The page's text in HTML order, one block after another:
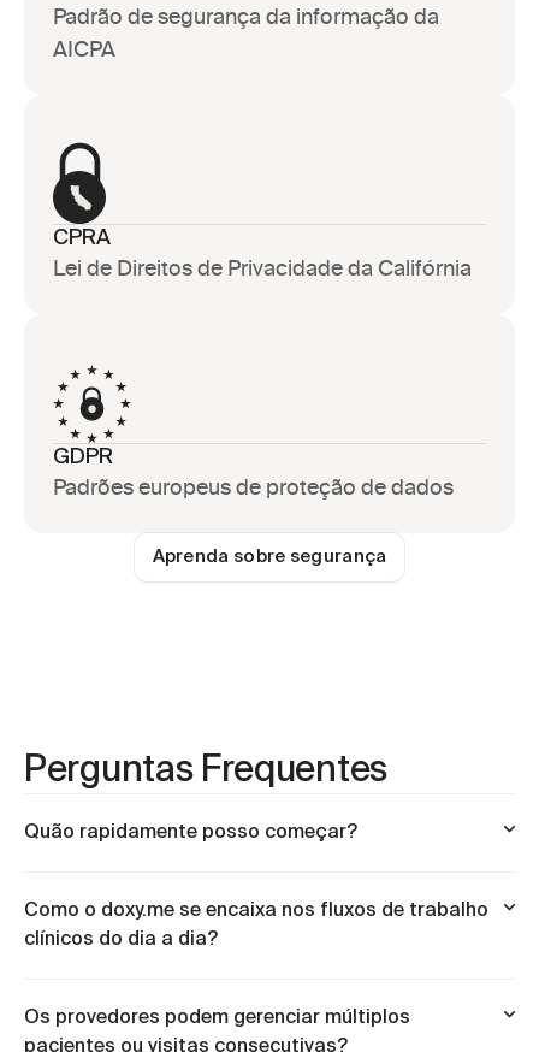
Padrão de segurança da informação da
AICPA
CPRA
Lei de Direitos de Privacidade da Califórnia
GDPR
Padrões europeus de proteção de dados
Aprenda sobre segurança
Perguntas Frequentes
Quão rapidamente posso começar?
Como o doxy.me se encaixa nos fluxos de trabalho
clínicos do dia a dia?
Os provedores podem gerenciar múltiplos
pacientes ou visitas consecutivas?